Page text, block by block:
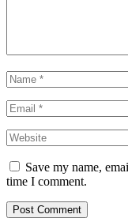
Save my name,
time I comment.